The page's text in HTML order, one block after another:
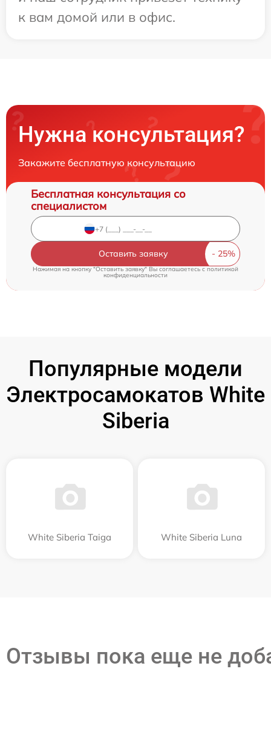
к вам домой или в офис.
Нужна консультация?
Закажите бесплатную консультацию
Бесплатная консультация со
специалистом
Оставить заявку
Нажимая на кнопку "Оставить заявку" Вы соглашаетесь cполитикой
конфиденциальности
Популярные модели
Электросамокатов White
Siberia
White Siberia Taiga White Siberia Luna
Отзывы пока еще не